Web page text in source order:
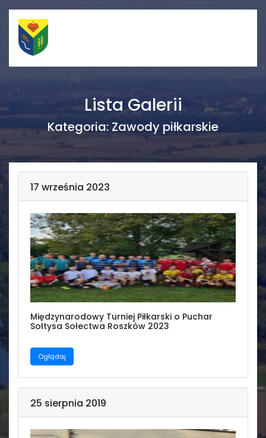
Szybkie linki
Porządek nabożeństw
Ośrodek zdrowia
Koło gospodyń
wiejskich
Rada sołecka
Świetlica
Strona główna
Informacje
Galerie
Lista Galerii
Kategoria: Zawody piłkarskie
17 września 2023
Międzynarodowy Turniej Piłkarski o Puchar
Sołtysa Sołectwa Roszków 2023
Oglądaj
25 sierpnia 2019